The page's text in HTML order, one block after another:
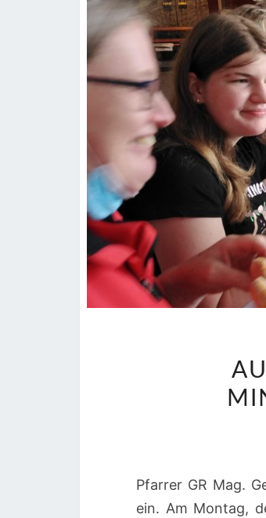
Pfarrer GR Mag.
ein. Am Montag,